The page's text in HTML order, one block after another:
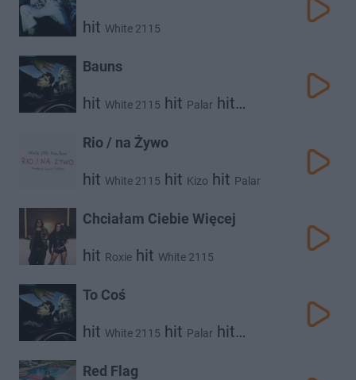
hit White 2115
Bauns
hit White 2115 hit Palar hit
Rio / na Żywo
hit White 2115 hit Kizo hit Palar
Chciałam Ciebie Więcej
hit Roxie hit White 2115
To Coś
hit White 2115 hit Palar hit
Red Flag